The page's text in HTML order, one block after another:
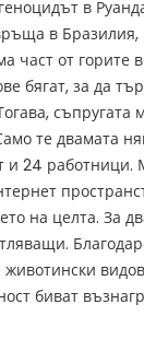
в
в Бразилия,
част от горите
бягат, за да
съпругата
те двамата
и 24
на целта. За
животински
биват